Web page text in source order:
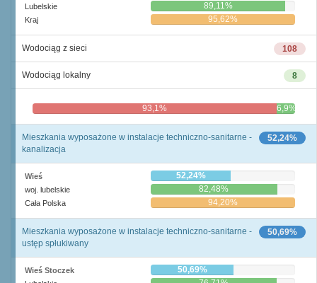
Lubelskie 89,11%
Kraj 95,62%
108
Wodociąg z sieci
8
Wodociąg lokalny
93,1% 6,9%
52,24%
Mieszkania wyposażone w instalacje techniczno-sanitarne -
kanalizacja
Wieś 52,24%
woj. lubelskie 82,48%
Cała Polska 94,20%
50,69%
Mieszkania wyposażone w instalacje techniczno-sanitarne -
ustęp spłukiwany
Wieś Stoczek 50,69%